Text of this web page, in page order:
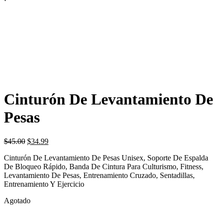
Cinturón De Levantamiento De
Pesas
$45.00 Original
was:
$45.00.
$34.99Current
is:
$34.99.
Cinturón De Levantamiento De Pesas Unisex, Soporte De Espalda
De Bloqueo Rápido, Banda De Cintura Para Culturismo, Fitness,
Levantamiento De Pesas, Entrenamiento Cruzado, Sentadillas,
Entrenamiento Y Ejercicio
Agotado